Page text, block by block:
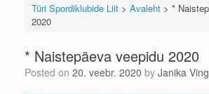
Türi Spordiklubide Liit> Avaleht> *
2020
* Naistepäeva veepidu 2020
Posted on 20. veebr. 2020 by Janika